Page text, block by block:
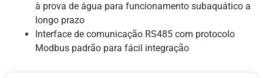
à prova de água para funcionamento subaquático a
longo prazo
Interface de comunicação RS485 com protocolo
Modbus padrão para fácil integração